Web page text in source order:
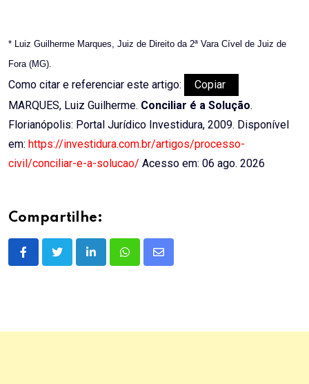
* Luiz Guilherme Marques, Juiz de Direito da 2ª Vara Cível de Juiz de
Fora (MG).
Como citar e referenciar este artigo:
Copiar
MARQUES, Luiz Guilherme. Conciliar é a Solução.
Florianópolis: Portal Jurídico Investidura, 2009. Disponível
em: https://investidura.com.br/artigos/processo-
civil/conciliar-e-a-solucao/ Acesso em: 06 ago. 2026
Compartilhe:
LinkedInWhatsappShare